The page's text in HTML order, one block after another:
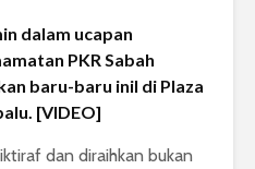
dalam ucapan
PKR Sabah
baru-baru iniI di Plaza
[VIDEO]
dan diraihkan bukan